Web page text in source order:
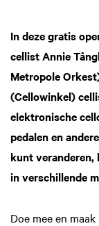
In deze gratis
cellist Annie
Metropole
(Cellowinkel)
elektronische
pedalen en
kunt veranderen,
in verschillende
Doe mee en